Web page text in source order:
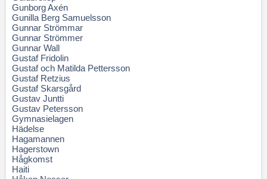
Gunborg Axén
Gunilla Berg Samuelsson
Gunnar Strömmar
Gunnar Strömmer
Gunnar Wall
Gustaf Fridolin
Gustaf och Matilda Pettersson
Gustaf Retzius
Gustaf Skarsgård
Gustav Juntti
Gustav Petersson
Gymnasielagen
Hädelse
Hagamannen
Hagerstown
Hågkomst
Haiti